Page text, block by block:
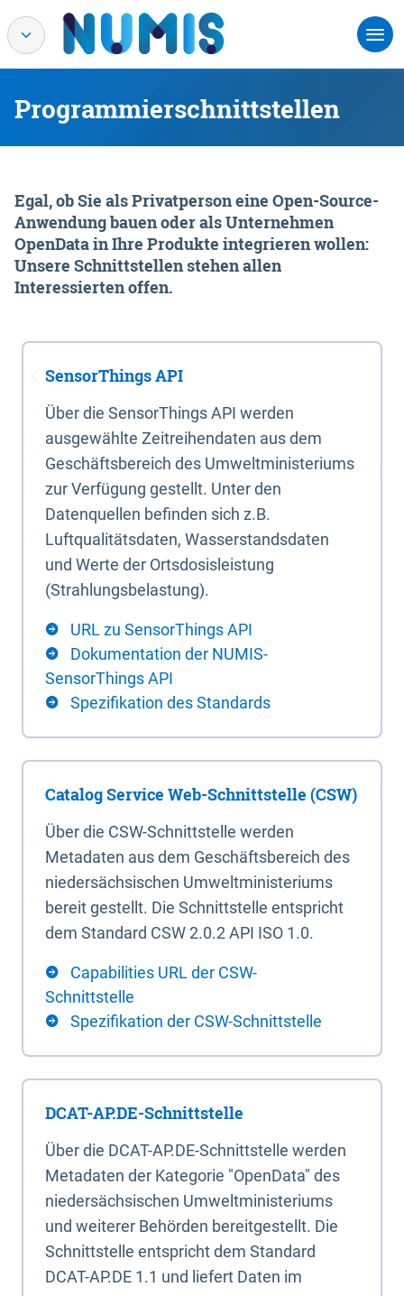
Programmierschnittstellen
Egal, ob Sie als Privatperson eine Open-Source-
Anwendung bauen oder als Unternehmen
OpenData in Ihre Produkte integrieren wollen:
Unsere Schnittstellen stehen allen
Interessierten offen.
SensorThings API
Über die SensorThings API werden
ausgewählte Zeitreihendaten aus dem
Geschäftsbereich des Umweltministeriums
zur Verfügung gestellt. Unter den
Datenquellen befinden sich z.B.
Luftqualitätsdaten, Wasserstandsdaten
und Werte der Ortsdosisleistung
(Strahlungsbelastung).
URL zu SensorThings API
Dokumentation der NUMIS-
SensorThings API
Spezifikation des Standards
Catalog Service Web-Schnittstelle (CSW)
Über die CSW-Schnittstelle werden
Metadaten aus dem Geschäftsbereich des
niedersächsischen Umweltministeriums
bereit gestellt. Die Schnittstelle entspricht
dem Standard CSW 2.0.2 API ISO 1.0.
Capabilities URL der CSW-
Schnittstelle
Spezifikation der CSW-Schnittstelle
DCAT-AP.DE-Schnittstelle
Über die DCAT-AP.DE-Schnittstelle werden
Metadaten der Kategorie "OpenData" des
niedersächsischen Umweltministeriums
und weiterer Behörden bereitgestellt. Die
Schnittstelle entspricht dem Standard
DCAT-AP.DE 1.1 und liefert Daten im